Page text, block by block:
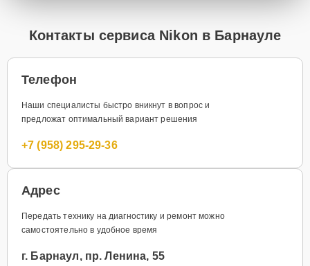
Контакты сервиса Nikon в Барнауле
Телефон
Наши специалисты быстро вникнут в вопрос и
предложат оптимальный вариант решения
+7 (958) 295-29-36
Адрес
Передать технику на диагностику и ремонт можно
самостоятельно в удобное время
г. Барнаул, пр. Ленина, 55